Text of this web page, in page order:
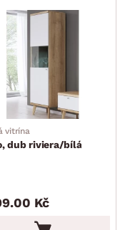
vitrína
dub riviera/bílá
Kč